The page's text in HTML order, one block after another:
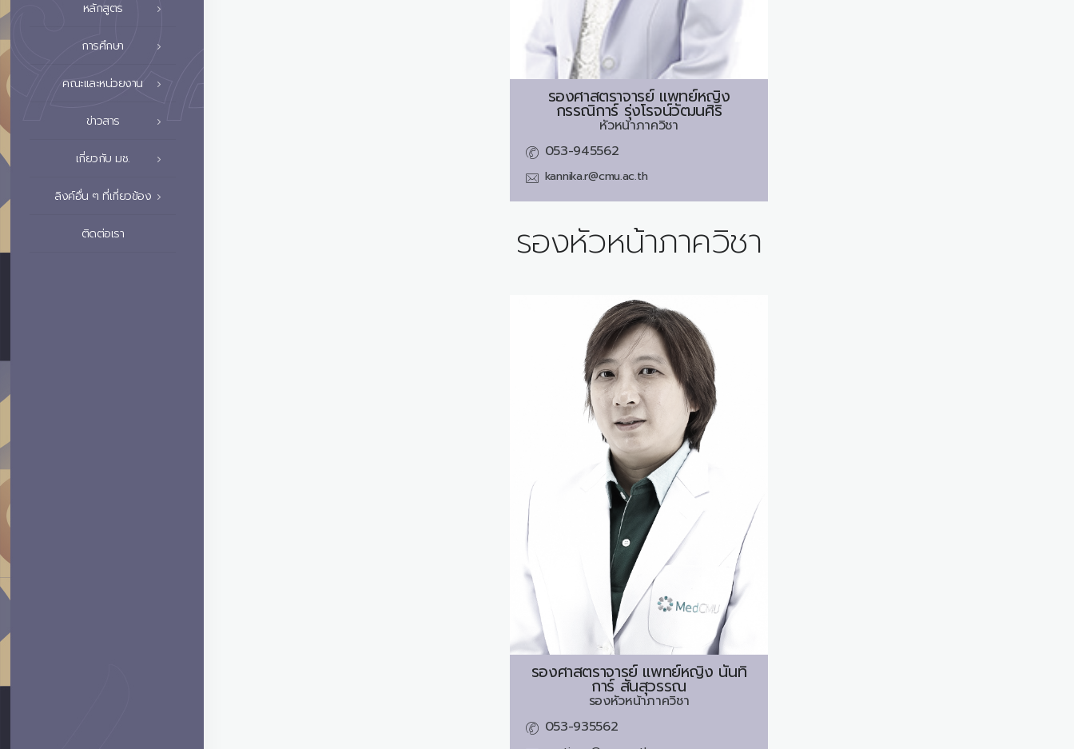
หลักสูตร
การศึกษา
คณะและหน่วยงาน
ข่าวสาร
เกี่ยวกับ มช.
ลิงค์อื่น ๆ ที่เกี่ยวข้อง
ติดต่อเรา
รองศาสตราจารย์ แพทย์หญิง
กรรณิการ์ รุ่งโรจน์วัฒนศิริ
หัวหน้าภาควิชา
053-945562
kannika.r@cmu.ac.th
รองหัวหน้าภาควิชา
รองศาสตราจารย์ แพทย์หญิง นันทิ
การ์ สันสุวรรณ
รองหัวหน้าภาควิชา
053-935562